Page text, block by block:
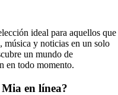
ideal para aquellos que
música y noticias en un solo
un mundo de
en todo momento.
en línea?